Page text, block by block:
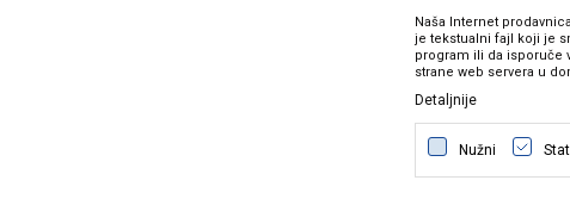
Nastojimo da budemo što precizniji u
grešaka. Svi artikli na sajtu su dio naše
Naša Internet
je tekstualni fajl koji je
program ili da isporuče
strane web servera u
Detaljnije
Nužni